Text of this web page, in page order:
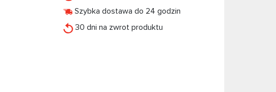
Szybka dostawa do 24 godzin
30 dni na zwrot produktu